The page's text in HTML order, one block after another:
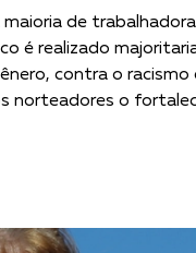
de
é realizado
contra o racismo
norteadores o